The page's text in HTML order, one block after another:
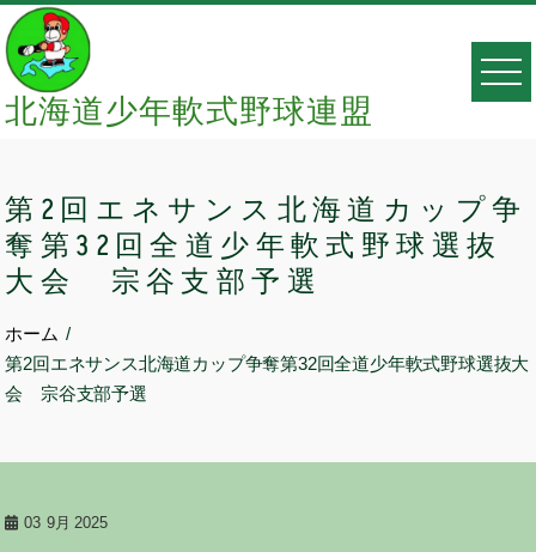
Skip
to
content
北海道少年軟式野球連盟
第2回エネサンス北海道カップ争
奪第32回全道少年軟式野球選抜
大会 宗谷支部予選
ホーム
第2回エネサンス北海道カップ争奪第32回全道少年軟式野球選抜大
会 宗谷支部予選
03 9月 2025